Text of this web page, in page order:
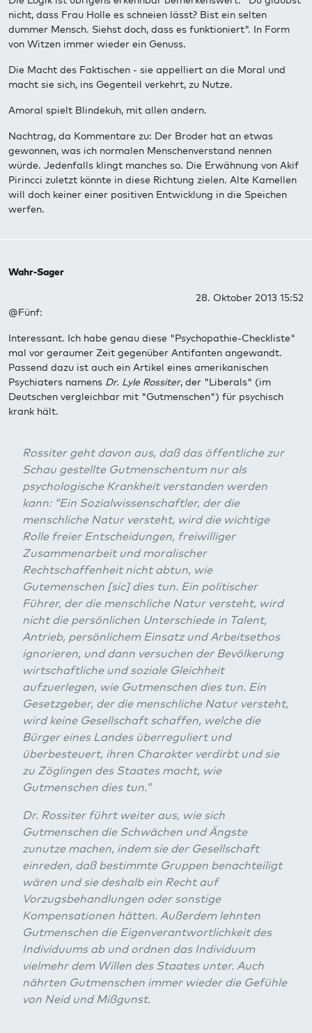
nicht, dass Frau Holle es schneien lässt? Bist ein selten
dummer Mensch. Siehst doch, dass es funktioniert". In Form
von Witzen immer wieder ein Genuss.
Die Macht des Faktischen - sie appelliert an die Moral und
macht sie sich, ins Gegenteil verkehrt, zu Nutze.
Amoral spielt Blindekuh, mit allen andern.
Nachtrag, da Kommentare zu: Der Broder hat an etwas
gewonnen, was ich normalen Menschenverstand nennen
würde. Jedenfalls klingt manches so. Die Erwähnung von Akif
Pirincci zuletzt könnte in diese Richtung zielen. Alte Kamellen
will doch keiner einer positiven Entwicklung in die Speichen
werfen.
Wahr-Sager
28. Oktober 2013 15:52
@Fünf:
Interessant. Ich habe genau diese "Psychopathie-Checkliste"
mal vor geraumer Zeit gegenüber Antifanten angewandt.
Passend dazu ist auch ein Artikel eines amerikanischen
Psychiaters namens Dr. Lyle Rossiter, der "Liberals" (im
Deutschen vergleichbar mit "Gutmenschen") für psychisch
krank hält.
Rossiter geht davon aus, daß das öffentliche zur
Schau gestellte Gutmenschentum nur als
psychologische Krankheit verstanden werden
kann: “Ein Sozialwissenschaftler, der die
menschliche Natur versteht, wird die wichtige
Rolle freier Entscheidungen, freiwilliger
Zusammenarbeit und moralischer
Rechtschaffenheit nicht abtun, wie
Gutemenschen [sic] dies tun. Ein politischer
Führer, der die menschliche Natur versteht, wird
nicht die persönlichen Unterschiede in Talent,
Antrieb, persönlichem Einsatz und Arbeitsethos
ignorieren, und dann versuchen der Bevölkerung
wirtschaftliche und soziale Gleichheit
aufzuerlegen, wie Gutmenschen dies tun. Ein
Gesetzgeber, der die menschliche Natur versteht,
wird keine Gesellschaft schaffen, welche die
Bürger eines Landes überreguliert und
überbesteuert, ihren Charakter verdirbt und sie
zu Zöglingen des Staates macht, wie
Gutmenschen dies tun.”
Dr. Rossiter führt weiter aus, wie sich
Gutmenschen die Schwächen und Ängste
zunutze machen, indem sie der Gesellschaft
einreden, daß bestimmte Gruppen benachteiligt
wären und sie deshalb ein Recht auf
Vorzugsbehandlungen oder sonstige
Kompensationen hätten. Außerdem lehnten
Gutmenschen die Eigenverantwortlichkeit des
Individuums ab und ordnen das Individuum
vielmehr dem Willen des Staates unter. Auch
nährten Gutmenschen immer wieder die Gefühle
von Neid und Mißgunst.